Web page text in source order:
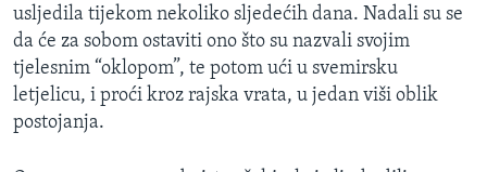
usljedila tijekom nekoliko sljedećih dana. Nadali su se
da će za sobom ostaviti ono što su nazvali svojim
tjelesnim “oklopom”, te potom ući u svemirsku
letjelicu, i proći kroz rajska vrata, u jedan viši oblik
postojanja.